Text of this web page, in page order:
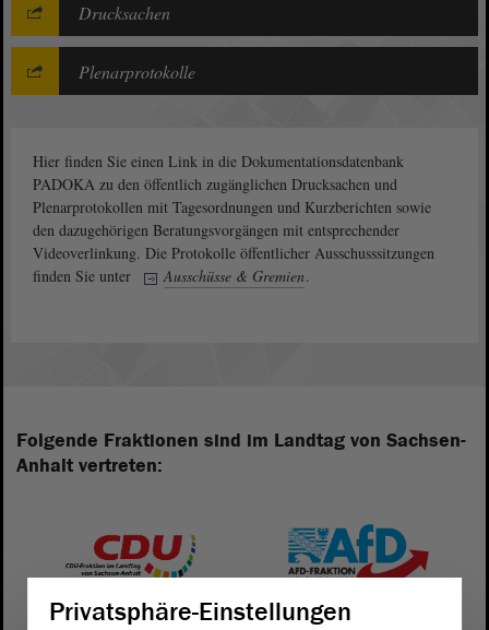
Drucksachen
Plenarprotokolle
Hier finden Sie einen Link in die Dokumentationsdatenbank
PADOKA zu den öffentlich zugänglichen Drucksachen und
Plenarprotokollen mit Tagesordnungen und Kurzberichten sowie
den dazugehörigen Beratungsvorgängen mit entsprechender
Videoverlinkung. Die Protokolle öffentlicher Ausschusssitzungen
finden Sie unter
Ausschüsse & Gremien.
Folgende Fraktionen sind im Landtag von Sachsen-
Anhalt vertreten:
Privatsphäre-Einstellungen